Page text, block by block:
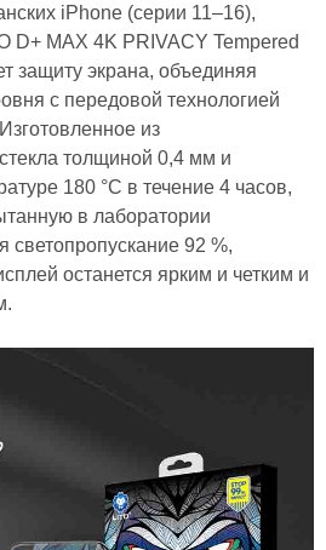
iPhone (серии 11–16),
D+ MAX 4K PRIVACY Tempered
защиту экрана, объединяя
с передовой технологией
из
толщиной 0,4 мм и
180 °C в течение 4 часов,
в лаборатории
светопропускание 92 %,
останется ярким и четким и